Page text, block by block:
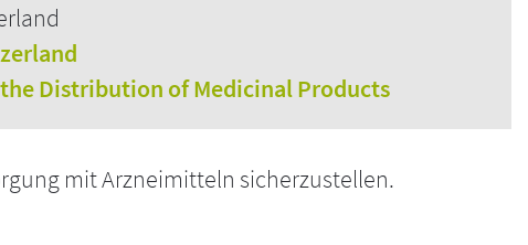
Distribution of Medicinal Products
mit Arzneimitteln sicherzustellen.